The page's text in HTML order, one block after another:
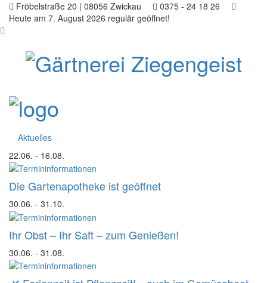
Fröbelstraße 20 | 08056 Zwickau
0375 - 24 18 26
Heute am 7. August 2026 regulär geöffnet!
Aktuelles
22.06. - 16.08.
Die Gartenapotheke ist geöffnet
30.06. - 31.10.
Ihr Obst – Ihr Saft – zum Genießen!
30.06. - 31.08.